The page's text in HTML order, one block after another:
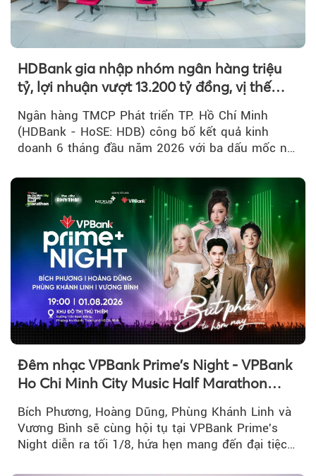
HDBank gia nhập nhóm ngân hàng triệu
tỷ, lợi nhuận vượt 13.200 tỷ đồng, vị thế
mới trên thị trường vốn quốc tế
Ngân hàng TMCP Phát triển TP. Hồ Chí Minh
(HDBank - HoSE: HDB) công bố kết quả kinh
doanh 6 tháng đầu năm 2026 với ba dấu mốc nổi
Đêm nhạc VPBank Prime's Night - VPBank
Ho Chi Minh City Music Half Marathon
Bích Phương, Hoàng Dũng, Phùng Khánh Linh và
Vương Bình sẽ cùng hội tụ tại VPBank Prime's
Night diễn ra tối 1/8, hứa hẹn mang đến đại tiệc